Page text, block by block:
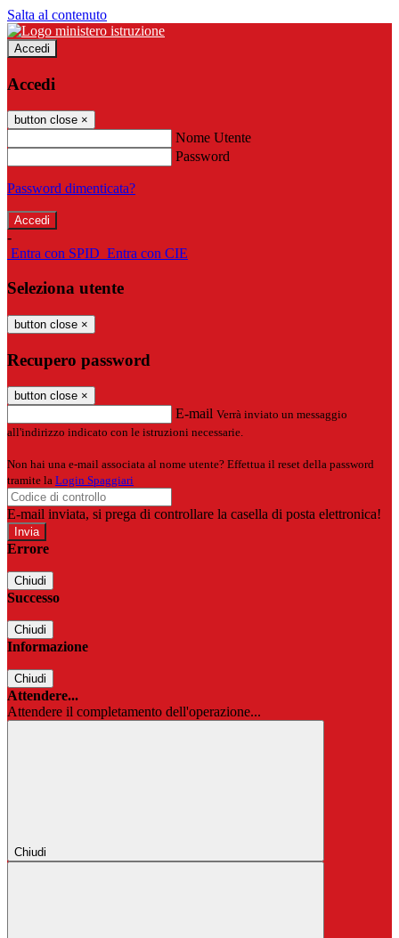
Salta al contenuto
Accedi
Accedi
button close ×
Nome Utente
Password
Password dimenticata?
-
Entra con SPID Entra con CIE
Seleziona utente
button close ×
Recupero password
button close ×
E-mail Verrà inviato un messaggio
all'indirizzo indicato con le istruzioni necessarie.
Non hai una e-mail associata al nome utente? Effettua il reset della password
tramite la Login Spaggiari
E-mail inviata, si prega di controllare la casella di posta elettronica!
Errore
Chiudi
Successo
Chiudi
Informazione
Chiudi
Attendere...
Attendere il completamento dell'operazione...
Chiudi